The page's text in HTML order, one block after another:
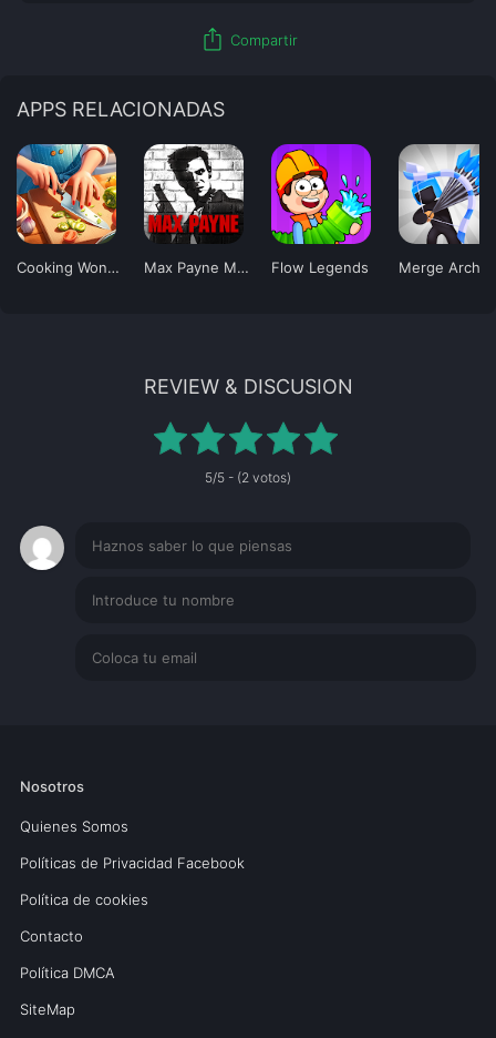
ios_share Compartir
APPS RELACIONADAS
Cooking Wonder Max Payne Mobile Flow Legends Merge
REVIEW & DISCUSION
5/5 - (2 votos)
Nosotros
Quienes Somos
Políticas de Privacidad Facebook
Política de cookies
Contacto
Política DMCA
SiteMap